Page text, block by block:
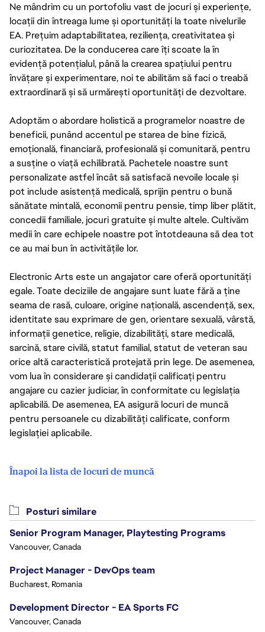
Ne mândrim cu un portofoliu vast de jocuri și experiențe,
locații din întreaga lume și oportunități la toate nivelurile
EA. Prețuim adaptabilitatea, reziliența, creativitatea și
curiozitatea. De la conducerea care îți scoate la în
evidență potențialul, până la crearea spațiului pentru
învățare și experimentare, noi te abilităm să faci o treabă
extraordinară și să urmărești oportunități de dezvoltare.
Adoptăm o abordare holistică a programelor noastre de
beneficii, punând accentul pe starea de bine fizică,
emoțională, financiară, profesională și comunitară, pentru
a susține o viață echilibrată. Pachetele noastre sunt
personalizate astfel încât să satisfacă nevoile locale și
pot include asistență medicală, sprijin pentru o bună
sănătate mintală, economii pentru pensie, timp liber plătit,
concedii familiale, jocuri gratuite și multe altele. Cultivăm
medii în care echipele noastre pot întotdeauna să dea tot
ce au mai bun în activitățile lor.
Electronic Arts este un angajator care oferă oportunități
egale. Toate deciziile de angajare sunt luate fără a ține
seama de rasă, culoare, origine națională, ascendență, sex,
identitate sau exprimare de gen, orientare sexuală, vârstă,
informații genetice, religie, dizabilități, stare medicală,
sarcină, stare civilă, statut familial, statut de veteran sau
orice altă caracteristică protejată prin lege. De asemenea,
vom lua în considerare și candidații calificați pentru
angajare cu cazier judiciar, în conformitate cu legislația
aplicabilă. De asemenea, EA asigură locuri de muncă
pentru persoanele cu dizabilități calificate, conform
legislației aplicabile.
Înapoi la lista de locuri de muncă
Posturi similare
Senior Program Manager, Playtesting Programs
Vancouver, Canada
Project Manager - DevOps team
Bucharest, Romania
Development Director - EA Sports FC
Vancouver, Canada